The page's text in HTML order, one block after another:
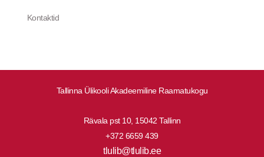
Tallinna Ülikooli Akadeemiline Raamatukogu
Rävala pst 10, 15042 Tallinn
+372 6659 439
tlulib@tlulib.ee
Kontaktid